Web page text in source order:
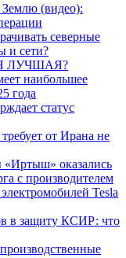
(видео):
северные
и сети?
ЛУЧШАЯ?
наибольшее
года
статус
от Ирана не
оказались
с производителем
Tesla
в защиту КСИР: что